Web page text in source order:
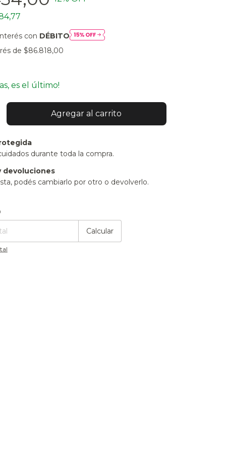
con DÉBITO
de $86.818,00
es el último!
durante toda la compra.
devoluciones
podés cambiarlo por otro o devolverlo.
Calcular